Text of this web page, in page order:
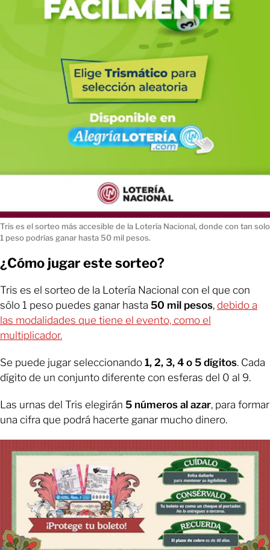
Tris es el sorteo más accesible de la Lotería Nacional, donde con tan solo
1 peso podrías ganar hasta 50 mil pesos.
¿Cómo jugar este sorteo?
Tris es el sorteo de la Lotería Nacional con el que con
sólo 1 peso puedes ganar hasta 50 mil pesos, debido a
las modalidades que tiene el evento, como el
multiplicador.
Se puede jugar seleccionando 1, 2, 3, 4 o 5 dígitos. Cada
dígito de un conjunto diferente con esferas del 0 al 9.
Las urnas del Tris elegirán 5 números al azar, para formar
una cifra que podrá hacerte ganar mucho dinero.